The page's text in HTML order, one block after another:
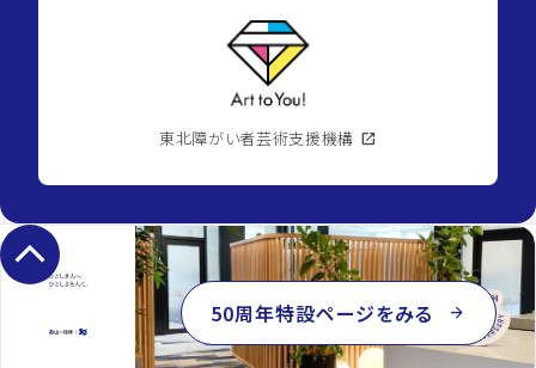
東北障がい者芸術支援機構 open_in_new
keyboard_arrow_up
50周年特設ページをみる arrow_forward